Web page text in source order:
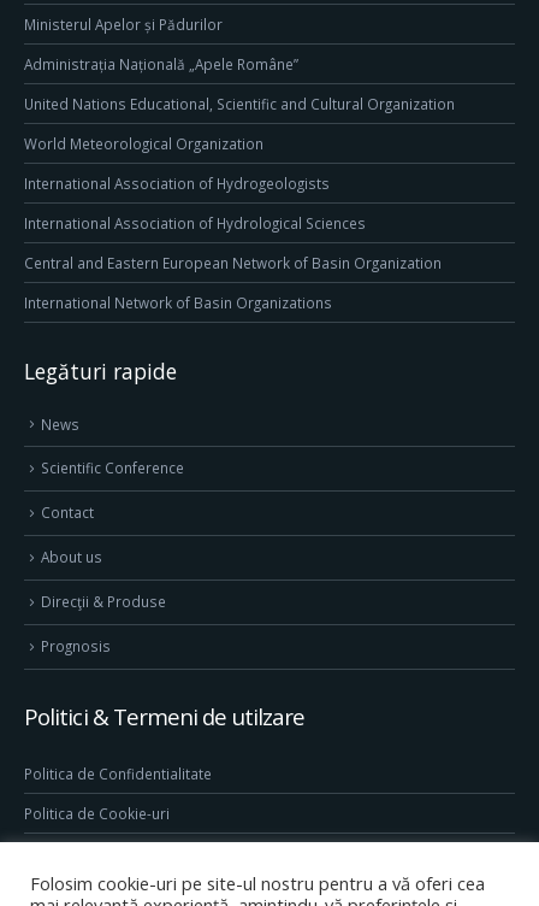
Ministerul Apelor și Pădurilor
Administrația Națională „Apele Române”
United Nations Educational, Scientific and Cultural Organization
World Meteorological Organization
International Association of Hydrogeologists
International Association of Hydrological Sciences
Central and Eastern European Network of Basin Organization
International Network of Basin Organizations
Legături rapide
News
Scientific Conference
Contact
About us
Direcţii & Produse
Prognosis
Politici & Termeni de utilzare
Politica de Confidentialitate
Politica de Cookie-uri
Conditii generale de utilizare site
Folosim cookie-uri pe site-ul nostru pentru a vă oferi cea